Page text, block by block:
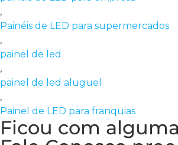
,
Painéis de LED para supermercados
,
painel de led
,
painel de led aluguel
,
Painel de LED para franquias
Ficou com